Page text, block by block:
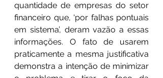
quantidade de empresas do setor
financeiro que, ‘por falhas pontuais
em sistema’, deram vazão a essas
informações. O fato de usarem
praticamente a mesma justificativa
demonstra a intenção de minimizar